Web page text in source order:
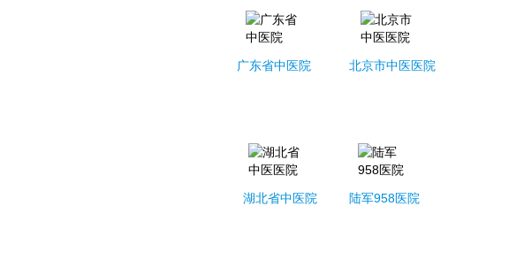
广东省中医院 北京市中医医院
湖北省中医院 陆军958医院